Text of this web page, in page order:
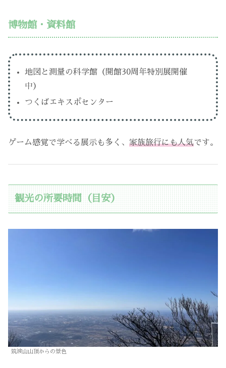
博物館・資料館
地図と測量の科学館（開館30周年特別展開催
中）
つくばエキスポセンター
ゲーム感覚で学べる展示も多く、 家族旅行にも人気です。
観光の所要時間（目安）
筑波山山頂からの景色